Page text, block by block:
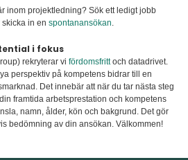
inom projektledning? Sök ett ledigt jobb
in en spontanansökan.
i fokus
rekryterar vi fördomsfrittoch datadrivet.
perspektiv på kompetens bidrar till en
Det innebär att när du tar nästa steg
framtida arbetsprestation och kompetens
namn, ålder, kön och bakgrund. Det gör
bedömning av din ansökan. Välkommen!